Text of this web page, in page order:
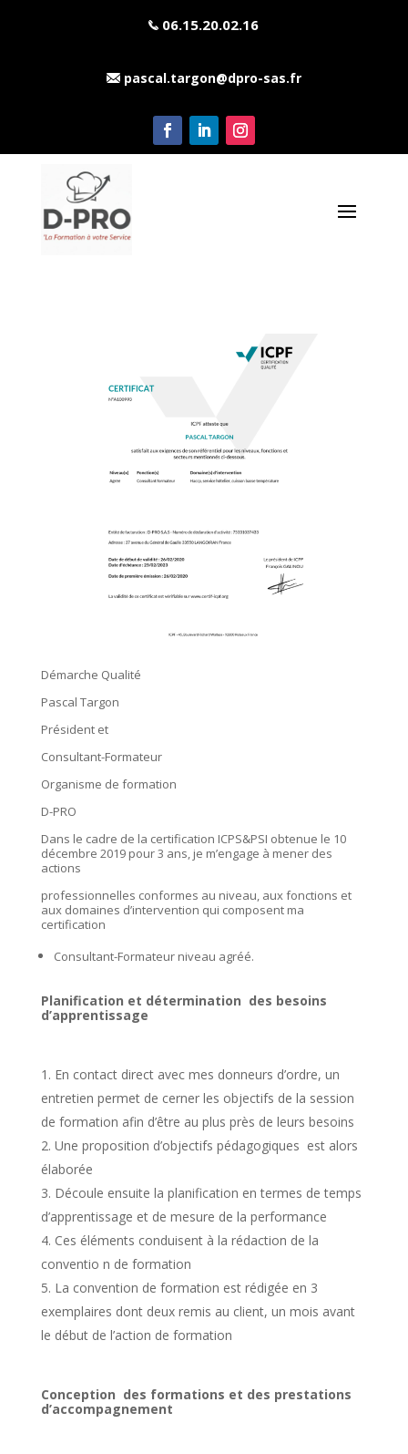
06.15.20.02.16
pascal.targon@dpro-sas.fr
Démarche Qualité
Pascal Targon
Président et
Consultant-Formateur
Organisme de formation
D-PRO
Dans le cadre de la certification ICPS&PSI obtenue le 10
décembre 2019 pour 3 ans, je m’engage à mener des
actions
professionnelles conformes au niveau, aux fonctions et
aux domaines d’intervention qui composent ma
certification
Consultant-Formateur niveau agréé.
Planification et détermination des besoins
d’apprentissage
En contact direct avec mes donneurs d’ordre, un
entretien permet de cerner les objectifs de la session
de formation afin d’être au plus près de leurs besoins
Une proposition d’objectifs pédagogiques est alors
élaborée
Découle ensuite la planification en termes de temps
d’apprentissage et de mesure de la performance
Ces éléments conduisent à la rédaction de la
conventio n de formation
La convention de formation est rédigée en 3
exemplaires dont deux remis au client, un mois avant
le début de l’action de formation
Conception des formations et des prestations
d’accompagnement